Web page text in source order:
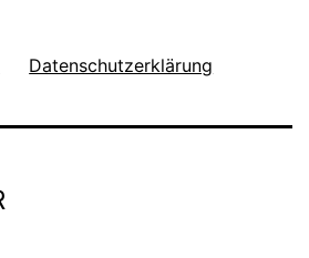
Datenschutzerklärung